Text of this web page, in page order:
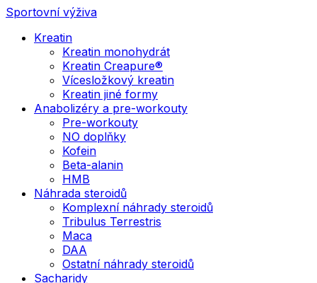
Sportovní výživa
Kreatin
Kreatin monohydrát
Kreatin Creapure®
Vícesložkový kreatin
Kreatin jiné formy
Anabolizéry a pre-workouty
Pre-workouty
NO doplňky
Kofein
Beta-alanin
HMB
Náhrada steroidů
Komplexní náhrady steroidů
Tribulus Terrestris
Maca
DAA
Ostatní náhrady steroidů
Sacharidy